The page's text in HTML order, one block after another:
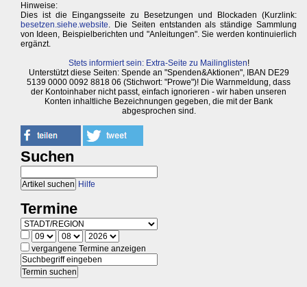
Hinweise:
Dies ist die Eingangsseite zu Besetzungen und Blockaden (Kurzlink:
besetzen.siehe.website. Die Seiten entstanden als ständige Sammlung
von Ideen, Beispielberichten und "Anleitungen". Sie werden kontinuierlich
ergänzt.
Stets informiert sein: Extra-Seite zu Mailinglisten!
Unterstützt diese Seiten: Spende an "Spenden&Aktionen", IBAN DE29
5139 0000 0092 8818 06 (Stichwort: "Prowe")! Die Warnmeldung, dass
der Kontoinhaber nicht passt, einfach ignorieren - wir haben unseren
Konten inhaltliche Bezeichnungen gegeben, die mit der Bank
abgesprochen sind.
Suchen
Hilfe
Termine
vergangene Termine anzeigen